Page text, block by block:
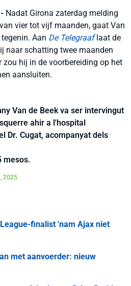
Nadat Girona zaterdag melding
vier tot vijf maanden, gaat Van
Aan De Telegraaflaat de
naar schatting twee maanden
hij in de voorbereiding op het
aansluiten.
Van de Beek va ser intervingut
ahir a l'hospital
Dr. Cugat, acompanyat dels
mesos.
2025
finalist 'nam Ajax niet
met aanvoerder: nieuw